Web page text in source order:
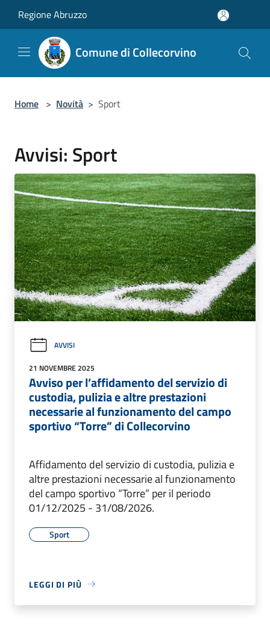
Regione Abruzzo
Comune di Collecorvino
Home > Novità > Sport
Avvisi: Sport
AVVISI
21 NOVEMBRE 2025
Avviso per l’affidamento del servizio di
custodia, pulizia e altre prestazioni
necessarie al funzionamento del campo
sportivo “Torre” di Collecorvino
Affidamento del servizio di custodia, pulizia e
altre prestazioni necessarie al funzionamento
del campo sportivo “Torre” per il periodo
01/12/2025 - 31/08/2026.
Sport
LEGGI DI PIÙ